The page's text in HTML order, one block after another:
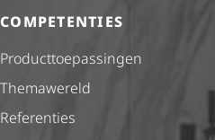
COMPETENTIES
Product­toe­pas­singen
Themawereld
Referenties